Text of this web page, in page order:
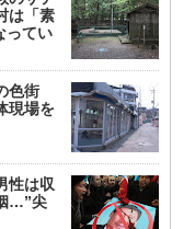
は「素
ってい
色街
現場を
性は収
…”尖